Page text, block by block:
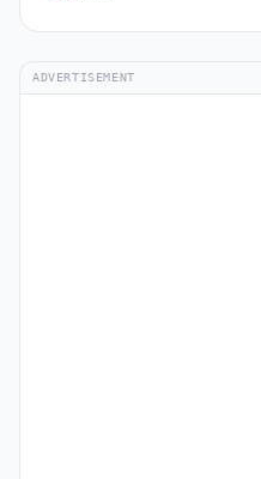
ADVERTISEMENT